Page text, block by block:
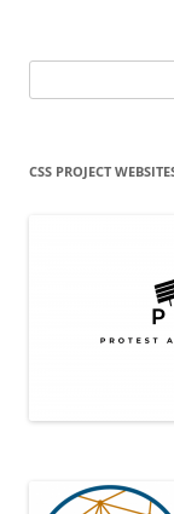
CSS PROJECT